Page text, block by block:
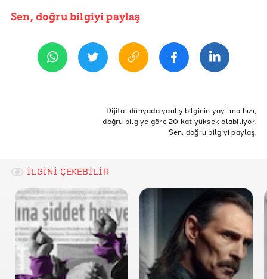
EGM Narkotik Suçlarla Mücadele Dairesi/
“Metamfetamin Türkiye’de ve Dünyada Kullanımı
EGM/ Narkolog Madde Kullanıcıları Profil Analizi
T.C. İçişleri Bakanlığı/ Türkiye Uyuşturucu Raporu 2022
YAYIN TARİHİ
Bakanlık Kokain
narkotik
süleymansoylu
içişleri
kasım2022
egm
Sen, doğru bilgiyi paylaş
Dijital dünyada yanlış bilginin yayılma hızı,
doğru bilgiye göre 20 kat yüksek olabiliyor.
Sen, doğru bilgiyi paylaş.
İLGİNİ ÇEKEBİLİR